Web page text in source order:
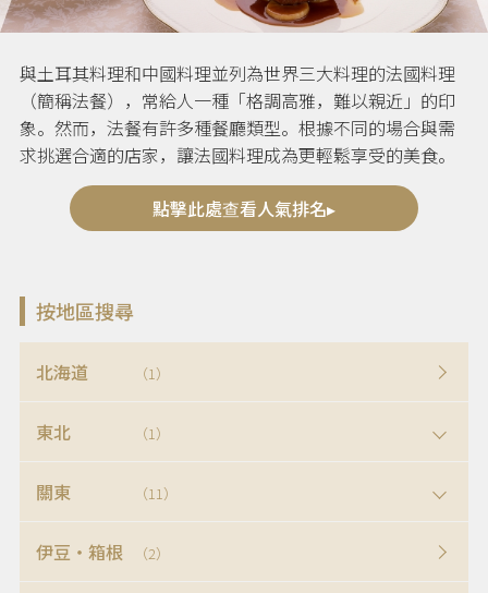
與土耳其料理和中國料理並列為世界三大料理的法國料理
（簡稱法餐），常給人一種「格調高雅，難以親近」的印
象。然而，法餐有許多種餐廳類型。根據不同的場合與需
求挑選合適的店家，讓法國料理成為更輕鬆享受的美食。
點擊此處查看人氣排名▸
按地區搜尋
北海道 （1）
東北 （1）
關東 （11）
伊豆・箱根 （2）